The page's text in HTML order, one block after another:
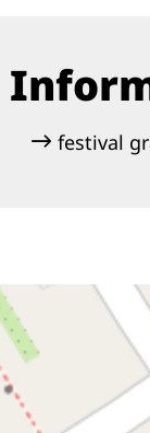
festival